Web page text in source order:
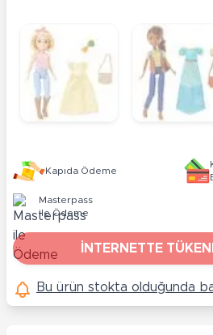
Kapıda Ödeme
Masterpass
ile Ödeme
İNTERNETTE
Bu ürün stokta olduğunda